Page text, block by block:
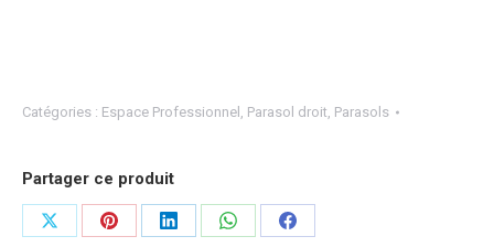
Catégories : Espace Professionnel , Parasol droit, Parasols
Partager ce produit
PartagerPartagerPartagerPartagerPartager